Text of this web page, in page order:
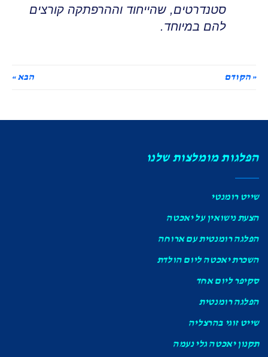
סטנדרטים, שהייחוד וההרפתקה קורצים
להם במיוחד.
« הקודם הבא »
הפלגות מומלצות שלנו
שייט רומנטי
הצעת נישואין על יאכטה
הפלגה רומנטית עם ארוחה
השכרת יאכטה ליום הולדת
סקיפר ליום אחד
הפלגה רומנטית
שייט זוגי בהרצליה
תקנון יאכטה גלי נעמה